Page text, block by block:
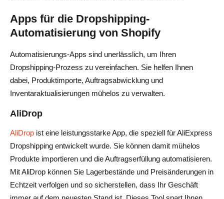
Apps für die Dropshipping-
Automatisierung von Shopify
Automatisierungs-Apps sind unerlässlich, um Ihren
Dropshipping-Prozess zu vereinfachen. Sie helfen Ihnen
dabei, Produktimporte, Auftragsabwicklung und
Inventaraktualisierungen mühelos zu verwalten.
AliDrop
AliDrop ist eine leistungsstarke App, die speziell für AliExpress
Dropshipping entwickelt wurde. Sie können damit mühelos
Produkte importieren und die Auftragserfüllung automatisieren.
Mit AliDrop können Sie Lagerbestände und Preisänderungen in
Echtzeit verfolgen und so sicherstellen, dass Ihr Geschäft